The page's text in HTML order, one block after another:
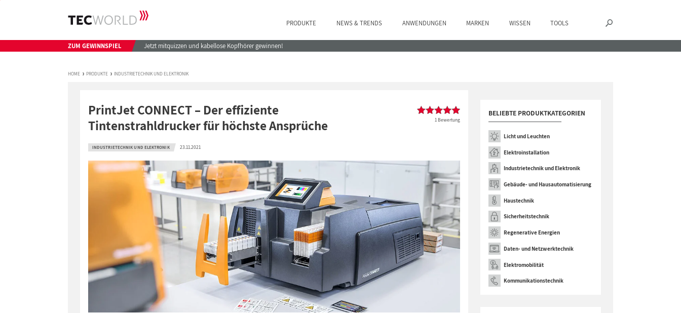
PRODUKTE NEWS & TRENDS ANWENDUNGEN MARKEN WISSEN TOOLS
ZUM GEWINNSPIEL Jetzt mitquizzen und kabellose Kopfhörer gewinnen!
HOME PRODUKTE INDUSTRIETECHNIK UND ELEKTRONIK
1 Bewertung
PrintJet CONNECT – Der effiziente
Tintenstrahldrucker für höchste Ansprüche
INDUSTRIETECHNIK UND ELEKTRONIK 23.11.2021
BELIEBTE PRODUKTKATEGORIEN
Licht und Leuchten
Elektroinstallation
Industrietechnik und Elektronik
Gebäude- und Hausautomatisierung
Haustechnik
Sicherheitstechnik
Regenerative Energien
Daten- und Netzwerktechnik
Elektromobilität
Kommunikationstechnik